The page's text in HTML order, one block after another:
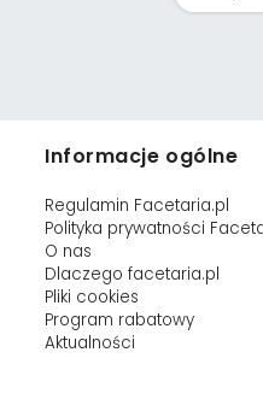
Informacje ogólne
Regulamin Facetaria.pl
Polityka prywatności
O nas
Dlaczego facetaria.pl
Pliki cookies
Program rabatowy
Aktualności